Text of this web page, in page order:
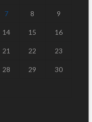
7 8 9
14 15 16
21 22 23
28 29 30